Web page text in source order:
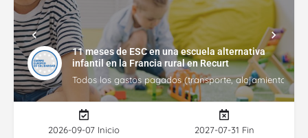
11 meses de ESC en una escuela alternativa
infantil en la Francia rural en Recurt
Todos los gastos pagados (transporte, alojamiento,
2026-09-07 Inicio 2027-07-31 Fin